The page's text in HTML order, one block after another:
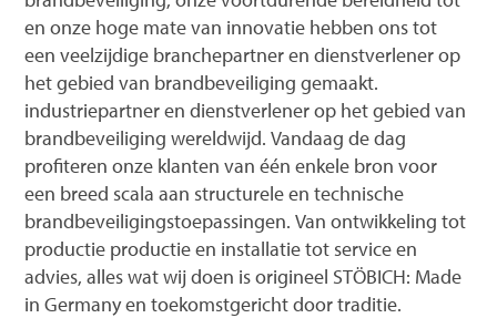
en onze hoge mate van innovatie hebben ons tot
een veelzijdige branchepartner en dienstverlener op
het gebied van brandbeveiliging gemaakt.
industriepartner en dienstverlener op het gebied van
brandbeveiliging wereldwijd. Vandaag de dag
profiteren onze klanten van één enkele bron voor
een breed scala aan structurele en technische
brandbeveiligingstoepassingen. Van ontwikkeling tot
productie productie en installatie tot service en
advies, alles wat wij doen is origineel STÖBICH: Made
in Germany en toekomstgericht door traditie.